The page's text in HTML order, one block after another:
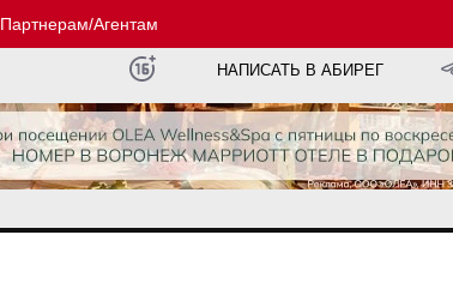
Партнерам/Агентам
НАПИСАТЬ В АБИРЕГ